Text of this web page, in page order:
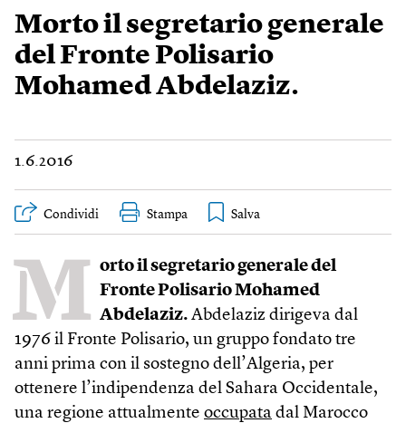
Morto il segretario generale
del Fronte Polisario
Mohamed Abdelaziz.
1.6.2016
Condividi Stampa
M orto il segretario generale del
Fronte Polisario Mohamed
Abdelaziz. Abdelaziz dirigeva dal
1976 il Fronte Polisario, un gruppo fondato tre
anni prima con il sostegno dell’Algeria, per
ottenere l’indipendenza del Sahara Occidentale,
una regione attualmente occupata dal Marocco